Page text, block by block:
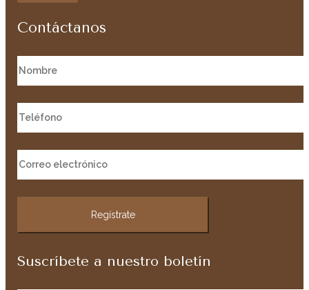
Contáctanos
Suscríbete a nuestro boletín